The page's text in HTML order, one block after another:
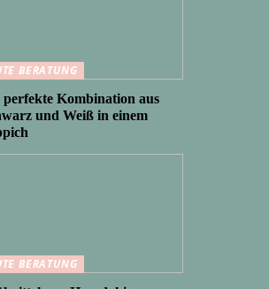
BERATUNG
perfekte Kombination aus
und Weiß in einem
BERATUNG